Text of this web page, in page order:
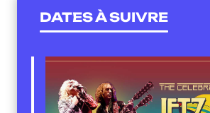
DATES À SUIVRE